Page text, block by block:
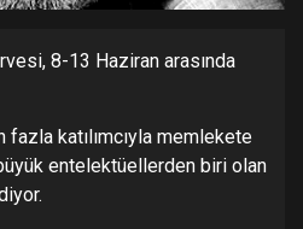
8-13 Haziran arasında
fazla katılımcıyla memlekete
entelektüellerden biri olan